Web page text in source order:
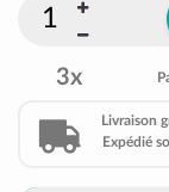
3x
Livraison
Expédié